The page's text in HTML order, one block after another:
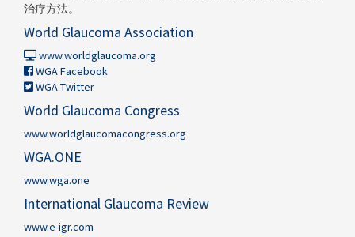
治疗方法。
World Glaucoma Association
www.worldglaucoma.org
WGA Facebook
WGA Twitter
World Glaucoma Congress
www.worldglaucomacongress.org
WGA.ONE
www.wga.one
International Glaucoma Review
www.e-igr.com